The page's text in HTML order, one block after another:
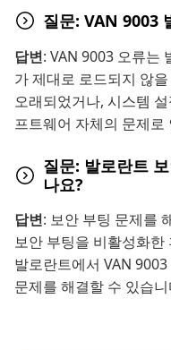
질문: VAN 9003
답변: VAN 9003 오류는
가 제대로 로드되지 않
오래되었거나, 시스템
프트웨어 자체의 문제로
질문: 발로란트
나요?
답변: 보안 부팅 문제를
보안 부팅을 비활성화한
발로란트에서 VAN
문제를 해결할 수 있습니